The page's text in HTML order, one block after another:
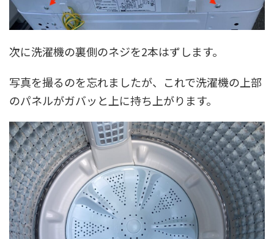
次に洗濯機の裏側のネジを2本はずします。
写真を撮るのを忘れましたが、これで洗濯機の上部
のパネルがガバッと上に持ち上がります。